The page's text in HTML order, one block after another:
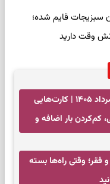
سبزیجات قایم شده؛
فال تاروت امروز شنبه ۱۷ مرداد ۱۴۰۵ | کارت‌هایی
بار اضافه و
فقر؛ وقتی راه‌ها بسته